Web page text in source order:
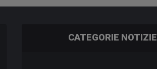
CATEGORIE NOTIZIE